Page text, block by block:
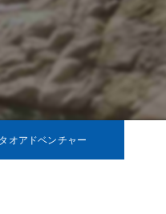
オアドベンチャー